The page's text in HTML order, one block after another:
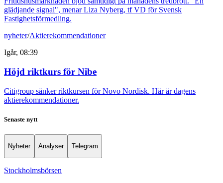
glädjande signal", menar Liza Nyberg, tf VD för Svensk
Fastighetsförmedling.
nyheter/Aktierekommendationer
Igår, 08:39
Höjd riktkurs för Nibe
Citigroup sänker riktkursen för Novo Nordisk. Här är dagens
aktierekommendationer.
Senaste nytt
Nyheter Analyser Telegram
Stockholmsbörsen